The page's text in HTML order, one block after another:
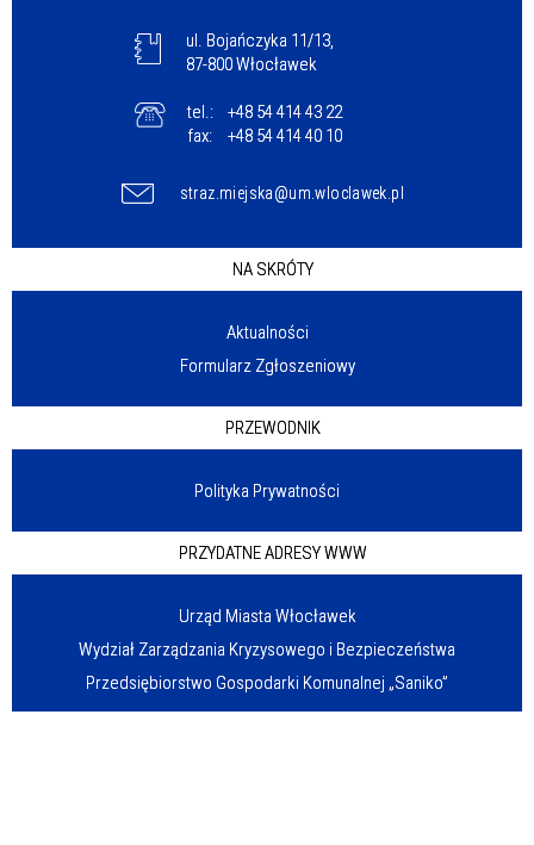
ul. Bojańczyka 11/13,
87-800 Włocławek
tel.:
+48 54 414 43 22
fax:
+48 54 414 40 10
straz.miejska@um.wloclawek.pl
NA SKRÓTY
Aktualności
Formularz Zgłoszeniowy
PRZEWODNIK
Polityka Prywatności
PRZYDATNE ADRESY WWW
Urząd Miasta Włocławek
Wydział Zarządzania Kryzysowego i Bezpieczeństwa
Przedsiębiorstwo Gospodarki Komunalnej „Saniko”